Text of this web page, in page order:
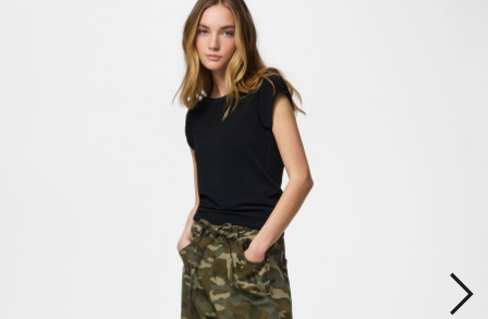
Kleidung
Accessoires
Shop The Look
Angebote